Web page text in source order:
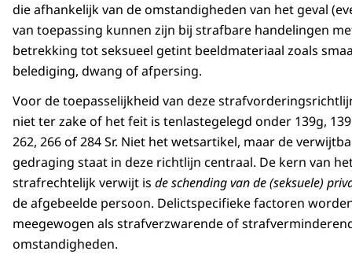
die afhankelijk van de omstandigheden van het geval
van toepassing kunnen zijn bij strafbare handelingen
betrekking tot seksueel getint beeldmateriaal zoals
belediging, dwang of afpersing.
Voor de toepasselijkheid van deze
niet ter zake of het feit is tenlastegelegd onder 139g,
262, 266 of 284 Sr. Niet het wetsartikel, maar de
gedraging staat in deze richtlijn centraal. De kern van
strafrechtelijk verwijt is de schending van de (seksuele)
de afgebeelde persoon. Delictspecifieke factoren
meegewogen als strafverzwarende of
omstandigheden.